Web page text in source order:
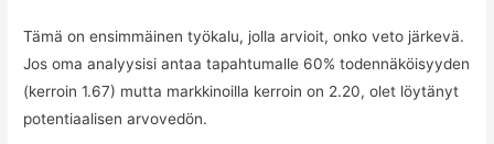
Tämä on ensimmäinen työkalu, jolla arvioit, onko veto järkevä.
Jos oma analyysisi antaa tapahtumalle 60% todennäköisyyden
(kerroin 1.67) mutta markkinoilla kerroin on 2.20, olet löytänyt
potentiaalisen arvovedön.